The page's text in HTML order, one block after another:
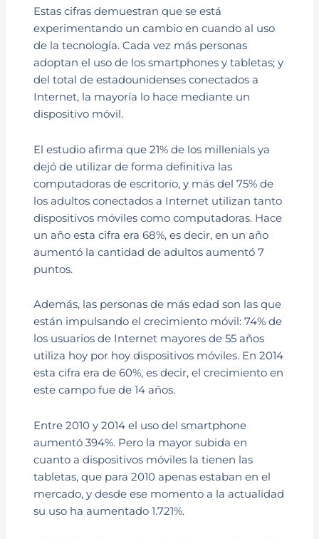
Estas cifras demuestran que se está
experimentando un cambio en cuando al uso
de la tecnología. Cada vez más personas
adoptan el uso de los smartphones y tabletas; y
del total de estadounidenses conectados a
Internet, la mayoría lo hace mediante un
dispositivo móvil.
El estudio afirma que 21% de los millenials ya
dejó de utilizar de forma definitiva las
computadoras de escritorio, y más del 75% de
los adultos conectados a Internet utilizan tanto
dispositivos móviles como computadoras. Hace
un año esta cifra era 68%, es decir, en un año
aumentó la cantidad de adultos aumentó 7
puntos.
Además, las personas de más edad son las que
están impulsando el crecimiento móvil: 74% de
los usuarios de Internet mayores de 55 años
utiliza hoy por hoy dispositivos móviles. En 2014
esta cifra era de 60%, es decir, el crecimiento en
este campo fue de 14 años.
Entre 2010 y 2014 el uso del smartphone
aumentó 394%. Pero la mayor subida en
cuanto a dispositivos móviles la tienen las
tabletas, que para 2010 apenas estaban en el
mercado, y desde ese momento a la actualidad
su uso ha aumentado 1.721%.